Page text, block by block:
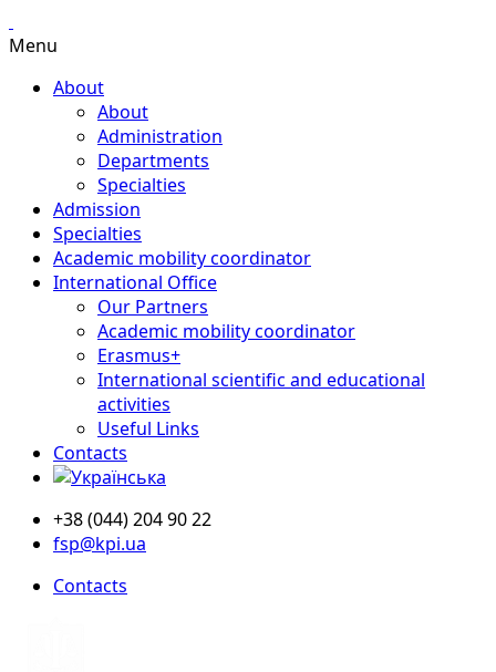
Menu
About
About
Administration
Departments
Specialties
Admission
Specialties
Academic mobility coordinator
International Office
Our Partners
Academic mobility coordinator
Erasmus+
International scientific and educational
activities
Useful Links
Contacts
+38 (044) 204 90 22
fsp@kpi.ua
Contacts